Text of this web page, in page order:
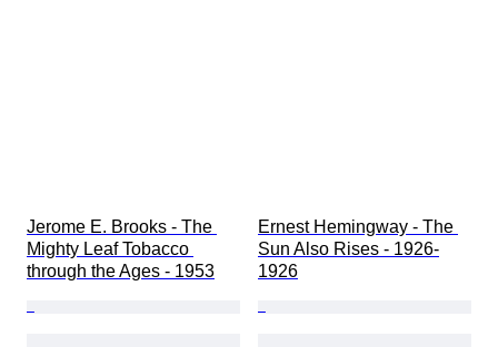
Jerome E. Brooks - The
Mighty Leaf Tobacco
through the Ages - 1953
Ernest Hemingway - The
Sun Also Rises - 1926-
1926